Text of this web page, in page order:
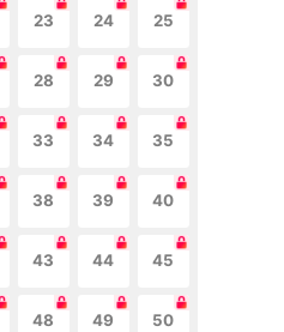
23 24 25
28 29 30
33 34 35
38 39 40
43 44 45
48 49 50